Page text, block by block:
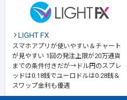
LIGHT FX
スマホアプリが使いやすい＆チャート
が見やすい 1回の発注上限が20万通貨
までの条件付きだが→ドル円のスプレ
ッドは0.18銭でユーロドルは0.28銭＆
スワップ金利も優遇